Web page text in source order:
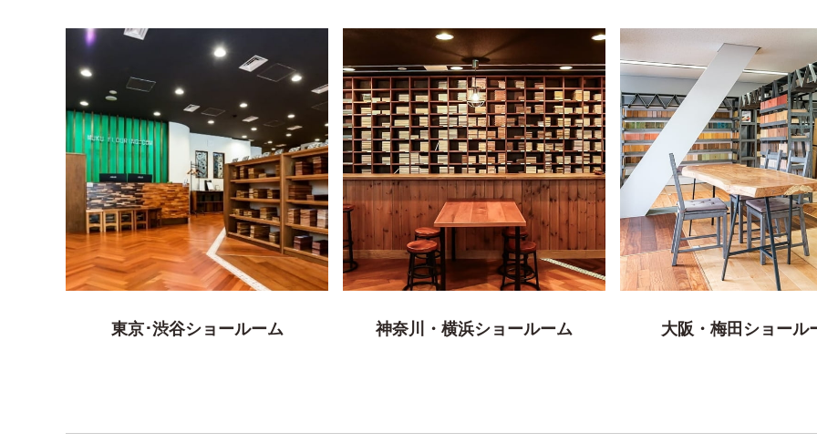
東京･渋谷ショールーム 神奈川・横浜ショールーム 大阪・梅田ショール